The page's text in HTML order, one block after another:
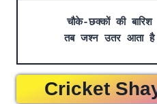
चौके-छक्कों की बारिश
तब जश्न उतर आता है
Cricket